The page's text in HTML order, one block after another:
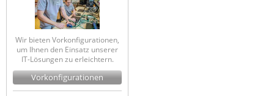
Wir bieten Vorkonfigurationen,
um Ihnen den Einsatz unserer
IT-Lösungen zu erleichtern.
Vorkonfigurationen